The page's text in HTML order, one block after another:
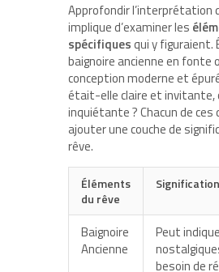
Approfondir l’interprétation
implique d’examiner les
spécifiquesqui y figuraient.
baignoire ancienne en fonte
conception moderne et
était-elle claire et invitante,
inquiétante ? Chacun de
ajouter une couche de
rêve.
Éléments
du rêve
Baignoire
Ancienne
Peut
besoin de